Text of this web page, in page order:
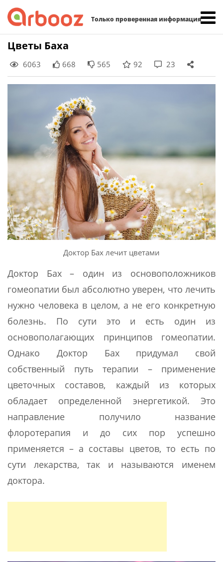
Только проверенная информация
Skip
to
content
Цветы Баха
6063 668 565 92 23
Доктор Бах лечит цветами
Доктор Бах – один из основоположников
гомеопатии был абсолютно уверен, что лечить
нужно человека в целом, а не его конкретную
болезнь. По сути это и есть один из
основополагающих принципов гомеопатии.
Однако Доктор Бах придумал свой
собственный путь терапии – применение
цветочных составов, каждый из которых
обладает определенной энергетикой. Это
направление получило название
флоротерапия и до сих пор успешно
применяется – а составы цветов, то есть по
сути лекарства, так и называются именем
доктора.
Найти: